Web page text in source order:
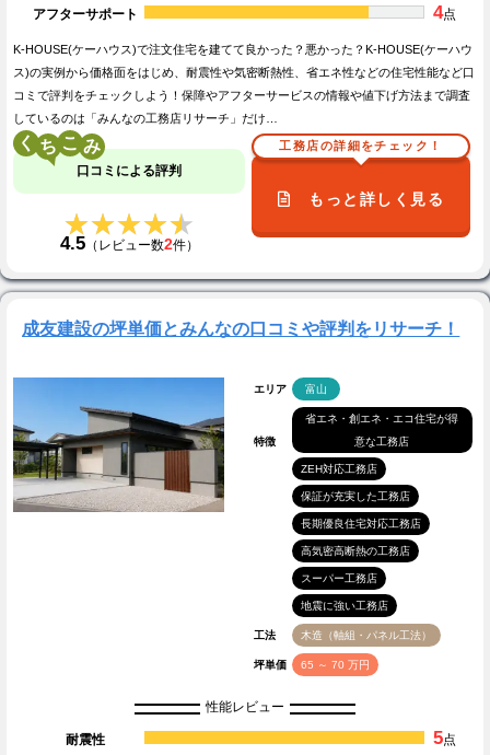
アフターサポート
4点
K-HOUSE(ケーハウス)で注文住宅を建てて良かった？悪かった？K-HOUSE(ケーハウ
ス)の実例から価格面をはじめ、耐震性や気密断熱性、省エネ性などの住宅性能など口
コミで評判をチェックしよう！保障やアフターサービスの情報や値下げ方法まで調査
しているのは「みんなの工務店リサーチ」だけ…
く こ
口コミによる評判
★★★★★
★★★★★
4.5（レビュー数2件）
工務店の詳細をチェック！
もっと詳しく見る
成友建設の坪単価とみんなの口コミや評判をリサーチ！
エリア 富山
特徴
省エネ・創エネ・エコ住宅が得
意な工務店
ZEH対応工務店
保証が充実した工務店
長期優良住宅対応工務店
高気密高断熱の工務店
スーパー工務店
地震に強い工務店
工法 木造（軸組・パネル工法）
坪単価 65 ～ 70 万円
性能レビュー
耐震性 5点